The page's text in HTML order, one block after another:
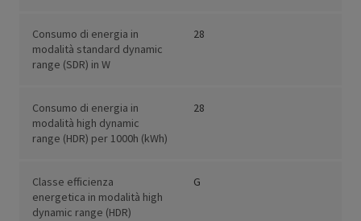
Consumo di energia in
modalità standard dynamic
range (SDR) in W
28
Consumo di energia in
modalità high dynamic
range (HDR) per 1000h (kWh)
28
Classe efficienza
energetica in modalità high
dynamic range (HDR)
G